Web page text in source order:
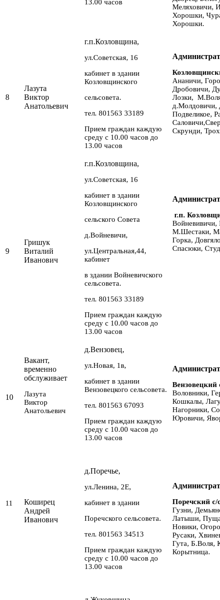
13.00 часов
Меляховичи,
Хорошки,
Хорошки.
8
Лазута
Виктор
Анатольевич
г.п.Козловщина,
ул.Советская, 16
кабинет в здании
Козловщинского
сельсовета.
тел. 801563 33189
Прием граждан каждую
среду с 10.00 часов до
13.00 часов
Ананичи,
Дробовичи,
Лозки,
д.Молдовичи,
Подвеликое,
Скрунди,
9
Гришук
Виталий
Иванович
г.п.Козловщина,
ул.Советская, 16
кабинет в здании
Козловщинского
сельского Совета
д.Войневичи,
ул.Центральная,44,
кабинет
в здании Войневичского
сельсовета.
тел. 801563 33189
Прием граждан каждую
среду с 10.00 часов до
13.00 часов
г.п.
Войневивичи,
М.Шестаки,
Горка,
Спасюки,
10
Вакант,
временно
обслуживает
Лазута
Виктор
Анатольевич
д.Вензовец,
ул.Новая, 1в,
кабинет в здании
Вензовецкого сельсовета.
тел. 801563 67093
Прием граждан каждую
среду с 10.00 часов до
13.00 часов
Воловники,
Кошкалы,
Нагорники,
Юровичи,
11
Коширец
Андрей
Иванович
д.Поречье,
ул.Ленина, 2Е,
кабинет в здании
Поречского сельсовета.
тел. 801563 34513
Прием граждан каждую
среду с 10.00 часов до
13.00 часов
Поречский с/
Гузни,
Латыши, Пуща
Новики,
Русаки,
Гута, Б.Воля,
Корытница.